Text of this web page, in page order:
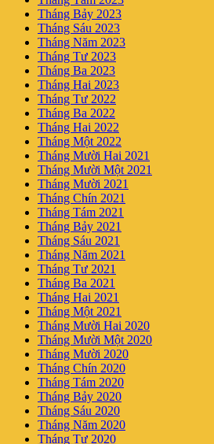
Tháng Bảy 2023
Tháng Sáu 2023
Tháng Năm 2023
Tháng Tư 2023
Tháng Ba 2023
Tháng Hai 2023
Tháng Tư 2022
Tháng Ba 2022
Tháng Hai 2022
Tháng Một 2022
Tháng Mười Hai 2021
Tháng Mười Một 2021
Tháng Mười 2021
Tháng Chín 2021
Tháng Tám 2021
Tháng Bảy 2021
Tháng Sáu 2021
Tháng Năm 2021
Tháng Tư 2021
Tháng Ba 2021
Tháng Hai 2021
Tháng Một 2021
Tháng Mười Hai 2020
Tháng Mười Một 2020
Tháng Mười 2020
Tháng Chín 2020
Tháng Tám 2020
Tháng Bảy 2020
Tháng Sáu 2020
Tháng Năm 2020
Tháng Tư 2020